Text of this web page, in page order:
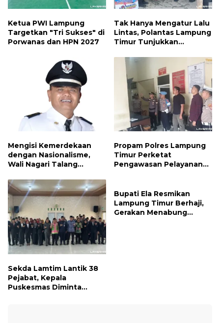
Ketua PWI Lampung
Targetkan "Tri Sukses" di
Porwanas dan HPN 2027
Tak Hanya Mengatur Lalu
Lintas, Polantas Lampung
Timur Tunjukkan
Mengisi Kemerdekaan
dengan Nasionalisme,
Wali Nagari Talang
Bendera Merah Putih
Sepanjang Agustus
Propam Polres Lampung
Timur Perketat
Pengawasan Pelayanan
Penyimpangan
Sekda Lamtim Lantik 38
Pejabat, Kepala
Puskesmas Diminta
Bupati Ela Resmikan
Lampung Timur Berhaji,
Gerakan Menabung